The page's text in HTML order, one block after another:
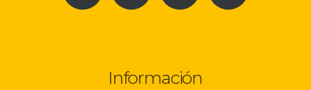
Información